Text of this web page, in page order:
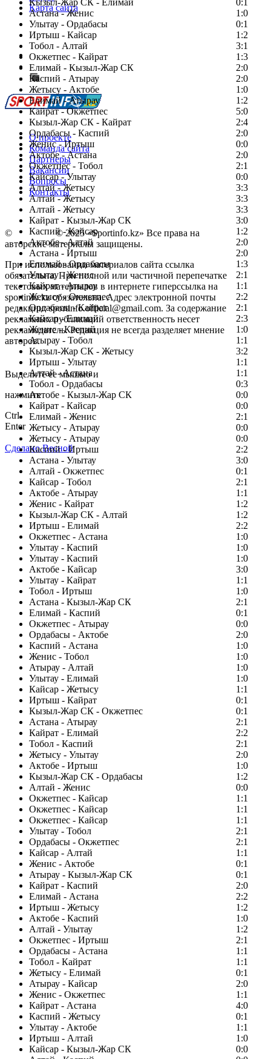
Кызыл-Жар СК - Елимай
0:1
Астана - Женис
1:0
Улытау - Ордабасы
0:1
Иртыш - Кайсар
1:2
Тобол - Алтай
3:1
Окжетпес - Кайрат
1:3
Елимай - Кызыл-Жар СК
2:0
Каспий - Атырау
2:0
Жетысу - Актобе
1:0
Елимай - Атырау
1:2
Кайрат - Окжетпес
5:0
Кызыл-Жар СК - Кайрат
2:4
Ордабасы - Каспий
2:0
Женис - Иртыш
0:0
Актобе - Астана
2:0
Окжетпес - Тобол
2:1
Кайсар - Улытау
0:0
Алтай - Жетысу
3:3
Алтай - Жетысу
3:3
Алтай - Жетысу
3:3
Кайрат - Кызыл-Жар СК
3:0
Каспий - Кайсар
1:2
Актобе - Алтай
2:0
Астана - Иртыш
2:0
Елимай - Ордабасы
1:3
Улытау - Женис
2:1
Кайрат - Атырау
1:1
Жетысу - Окжетпес
2:2
Ордабасы - Кайрат
2:1
Кайсар - Елимай
2:3
Женис - Каспий
1:0
Атырау - Тобол
1:1
Кызыл-Жар СК - Жетысу
3:2
Иртыш - Улытау
1:1
Алтай - Астана
1:1
Тобол - Ордабасы
0:3
Актобе - Кызыл-Жар СК
0:0
Кайрат - Кайсар
0:0
Елимай - Женис
2:1
Жетысу - Атырау
0:0
Жетысу - Атырау
0:0
Каспий - Иртыш
2:2
Астана - Улытау
3:0
Алтай - Окжетпес
0:1
Кайсар - Тобол
2:1
Актобе - Атырау
1:1
Женис - Кайрат
1:2
Кызыл-Жар СК - Алтай
1:2
Иртыш - Елимай
2:2
Окжетпес - Астана
1:0
Улытау - Каспий
1:0
Улытау - Каспий
1:0
Актобе - Кайсар
3:0
Улытау - Кайрат
1:1
Тобол - Иртыш
1:0
Астана - Кызыл-Жар СК
2:1
Елимай - Каспий
0:1
Окжетпес - Атырау
0:0
Ордабасы - Актобе
2:0
Каспий - Астана
1:0
Женис - Тобол
1:0
Атырау - Алтай
1:0
Улытау - Елимай
1:0
Кайсар - Жетысу
1:1
Иртыш - Кайрат
0:1
Кызыл-Жар СК - Окжетпес
0:1
Астана - Атырау
2:1
Кайрат - Елимай
2:2
Тобол - Каспий
2:1
Жетысу - Улытау
2:0
Актобе - Иртыш
1:0
Кызыл-Жар СК - Ордабасы
1:2
Алтай - Женис
0:0
Окжетпес - Кайсар
1:1
Окжетпес - Кайсар
1:1
Окжетпес - Кайсар
1:1
Улытау - Тобол
2:1
Ордабасы - Окжетпес
2:1
Кайсар - Алтай
1:1
Женис - Актобе
0:1
Атырау - Кызыл-Жар СК
0:1
Кайрат - Каспий
2:0
Елимай - Астана
2:2
Иртыш - Жетысу
1:2
Актобе - Каспий
1:0
Алтай - Улытау
1:2
Окжетпес - Иртыш
2:1
Ордабасы - Астана
1:1
Тобол - Кайрат
1:1
Жетысу - Елимай
0:1
Атырау - Кайсар
2:0
Женис - Окжетпес
1:1
Кайрат - Астана
4:0
Каспий - Жетысу
0:1
Улытау - Актобе
1:1
Иртыш - Алтай
1:0
Кайсар - Кызыл-Жар СК
0:0
Карта сайта
Есть идея?
Сообщить о мероприятии
Перейти на старый сайт
О проекте
Команда сайта
Партнеры
Вакансии
Вопросы
Контакты
© Copyright© 2025 «Sportinfo.kz» Все права на
авторские материалы защищены.
При использовании материалов сайта ссылка
обязательна. При полной или частичной перепечатке
текстовых материалов в интернете гиперссылка на
sportinfo.kz обязательна. Адрес электронной почты
редакции: sportinfo.official@gmail.com. За содержание
рекламных публикаций ответственность несет
рекламодатель. Редакция не всегда разделяет мнение
авторов.
Заметили ошибку в тексте?
Выделите ее мышью и
нажмите
Ctrl
Enter
Сделано Весной